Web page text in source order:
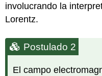
involucrando la
Lorentz.
Postulado 2
El campo